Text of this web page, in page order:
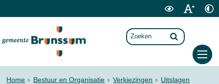
Home Bestuur en Organisatie Verkiezingen
Uitslagen